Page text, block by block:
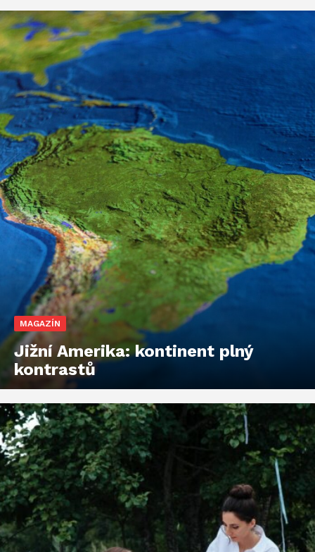
MAGAZÍN
Jižní Amerika: kontinent plný
kontrastů